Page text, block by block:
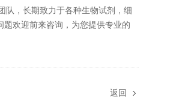
队，长期致力于各种生物试剂，细
欢迎前来咨询，为您提供专业的
返回